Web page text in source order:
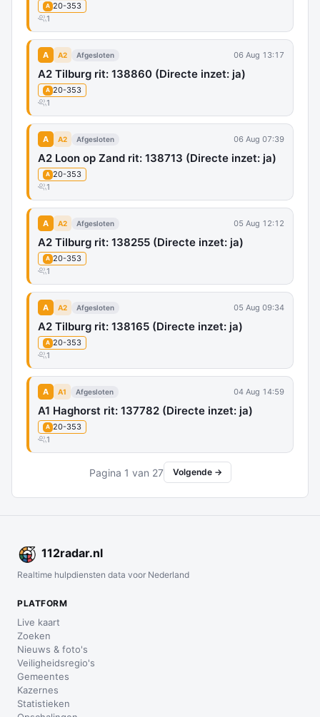
A 20-353
1
A A2 Afgesloten 06 Aug 13:17
A2 Tilburg rit: 138860 (Directe inzet: ja)
A 20-353
1
A A2 Afgesloten 06 Aug 07:39
A2 Loon op Zand rit: 138713 (Directe inzet: ja)
A 20-353
1
A A2 Afgesloten 05 Aug 12:12
A2 Tilburg rit: 138255 (Directe inzet: ja)
A 20-353
1
A A2 Afgesloten 05 Aug 09:34
A2 Tilburg rit: 138165 (Directe inzet: ja)
A 20-353
1
A A1 Afgesloten 04 Aug 14:59
A1 Haghorst rit: 137782 (Directe inzet: ja)
A 20-353
1
Pagina 1 van 27 Volgende →
112radar.nl
Realtime hulpdiensten data voor Nederland
PLATFORM
Live kaart
Zoeken
Nieuws & foto's
Veiligheidsregio's
Gemeentes
Kazernes
Statistieken